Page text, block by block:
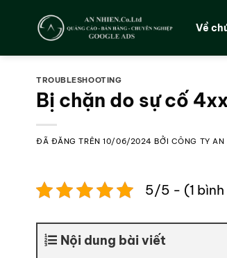
dung
Về
TROUBLESHOOTING
Bị chặn do sự cố
ĐÃ ĐĂNG TRÊN10/06/2024 BỞI CÔNG TY AN
5/5 - (1
Nội dung bài viết